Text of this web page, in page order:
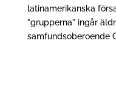
latinamerikanska
”grupperna” ingår
samfundsoberoende